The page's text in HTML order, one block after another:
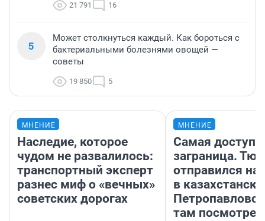
21 791 16
5
Может столкнуться каждый. Как бороться с
бактериальными болезнями овощей —
советы
19 850 5
МНЕНИЕ
Наследие, которое
чудом не развалилось:
транспортный эксперт
разнес миф о «вечных»
советских дорогах
МНЕНИЕ
Самая
заграница.
отправился
в
там